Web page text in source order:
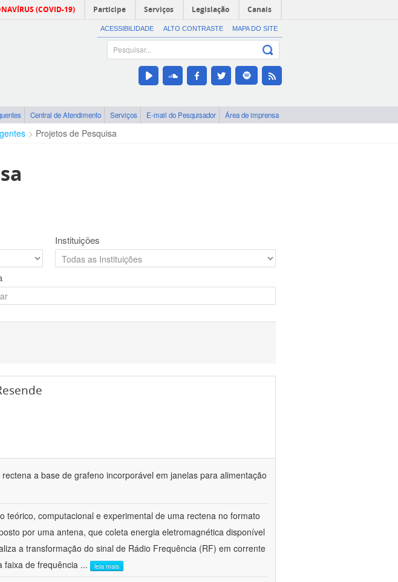
(COVID-19) Participe Serviços Legislação Canais
ACESSIBILIDADE ALTO CONTRASTE MAPA DO SITE
Central de Atendimento Serviços E-mail do Pesquisador Área de imprensa
Projetos de Pesquisa
Instituições
a base de grafeno incorporável em janelas para alimentação
teórico, computacional e experimental de uma rectena no formato
por uma antena, que coleta energia eletromagnética disponível
a transformação do sinal de Rádio Frequência (RF) em corrente
faixa de frequência ... leia mais